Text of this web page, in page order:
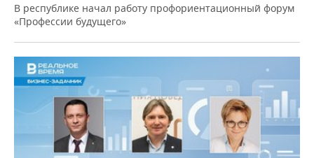
В республике начал работу профориентационный форум
«Профессии будущего»